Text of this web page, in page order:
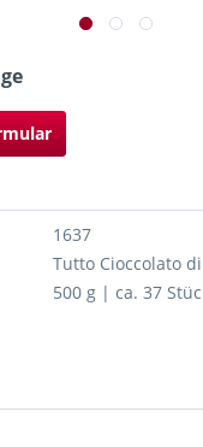
1637
Tutto Cioccolato
500 g | ca. 37